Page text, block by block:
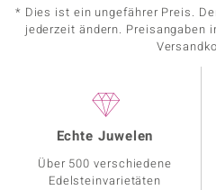
* Dies ist ein ungefährer Preis.
jederzeit ändern. Preisangaben
Echte Juwelen
Über 500 verschiedene
Edelsteinvarietäten